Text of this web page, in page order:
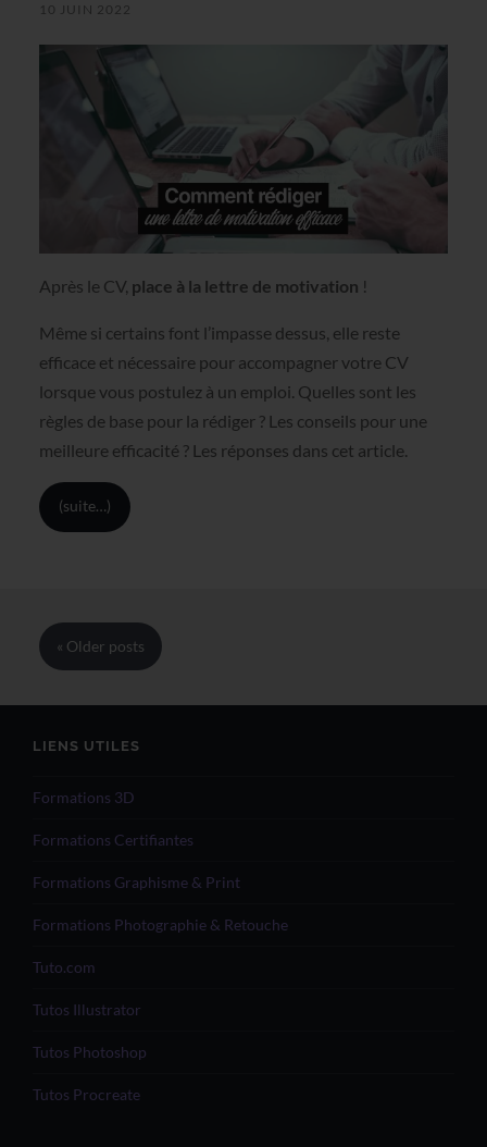
10 JUIN 2022
Après le CV, place à la lettre de motivation !
Même si certains font l’impasse dessus, elle reste
efficace et nécessaire pour accompagner votre CV
lorsque vous postulez à un emploi. Quelles sont les
règles de base pour la rédiger ? Les conseils pour une
meilleure efficacité ? Les réponses dans cet article.
(suite…)
« Older posts
LIENS UTILES
Formations 3D
Formations Certifiantes
Formations Graphisme & Print
Formations Photographie & Retouche
Tuto.com
Tutos Illustrator
Tutos Photoshop
Tutos Procreate